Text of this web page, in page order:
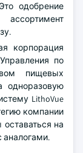
одобрение
корпорация
по
пищевых
одноразовую
LithoVue
компании
на